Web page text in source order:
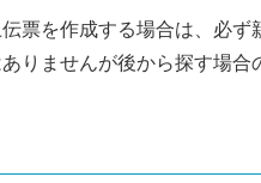
伝票を作成する場合は、必
りませんが後から探す場